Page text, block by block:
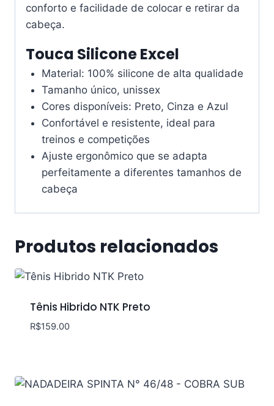
conforto e facilidade de colocar e retirar da
cabeça.
Touca Silicone Excel
Material: 100% silicone de alta qualidade
Tamanho único, unissex
Cores disponíveis: Preto, Cinza e Azul
Confortável e resistente, ideal para
treinos e competições
Ajuste ergonômico que se adapta
perfeitamente a diferentes tamanhos de
cabeça
Produtos relacionados
Tênis Hibrido NTK Preto
R$159.00